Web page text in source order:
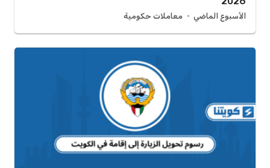
الأسبوع الماضي معاملات حكومية